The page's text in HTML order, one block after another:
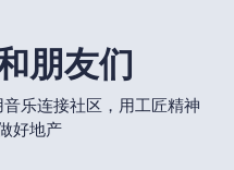
朋友们
乐连接社区，用工匠精神
好地产